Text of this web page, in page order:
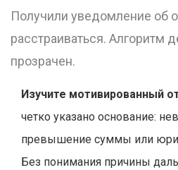
Получили уведомление об
расстраиваться. Алгоритм
прозрачен.
Изучите мотивированный
четко указано основание:
превышение суммы или
Без понимания причины